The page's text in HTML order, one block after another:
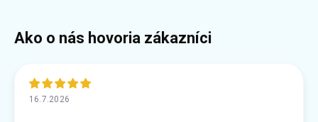
16.7.2026